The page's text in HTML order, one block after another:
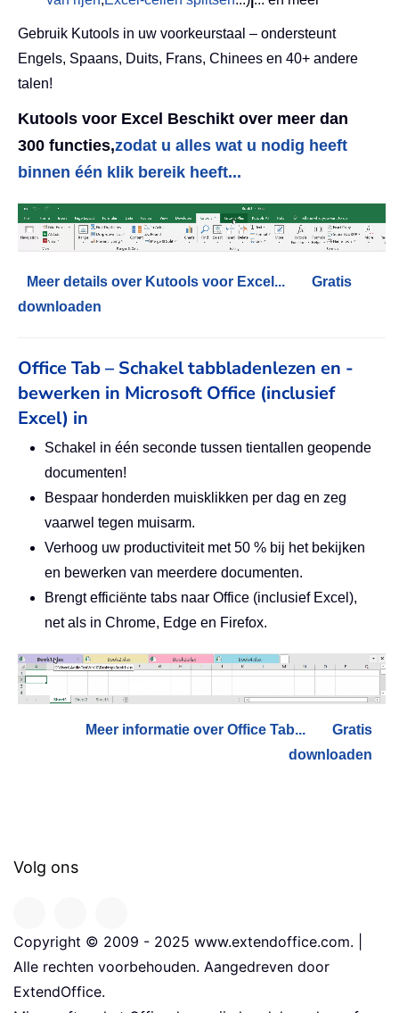
Gebruik Kutools in uw voorkeurstaal – ondersteunt
Engels, Spaans, Duits, Frans, Chinees en 40+ andere
talen!
Kutools voor Excel Beschikt over meer dan
300 functies,zodat u alles wat u nodig heeft
binnen één klik bereik heeft...
Meer details over Kutools voor Excel...
Gratis
downloaden
Office Tab – Schakel tabbladenlezen en -
bewerken in Microsoft Office (inclusief
Excel) in
Schakel in één seconde tussen tientallen geopende
documenten!
Bespaar honderden muisklikken per dag en zeg
vaarwel tegen muisarm.
Verhoog uw productiviteit met 50 % bij het bekijken
en bewerken van meerdere documenten.
Brengt efficiënte tabs naar Office (inclusief Excel),
net als in Chrome, Edge en Firefox.
Meer informatie over Office Tab...
Gratis
downloaden
Volg ons
Copyright © 2009 - 2025 www.extendoffice.com. |
Alle rechten voorbehouden. Aangedreven door
ExtendOffice.